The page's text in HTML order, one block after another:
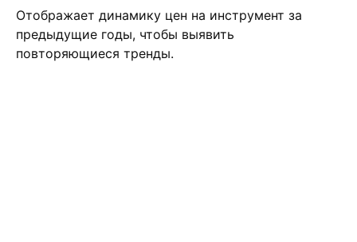
Отображает динамику цен на инструмент за
предыдущие годы, чтобы выявить
повторяющиеся тренды.